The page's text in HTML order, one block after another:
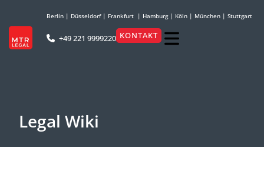
Berlin | Düsseldorf| Frankfurt | Hamburg| Köln | München | Stuttgart
+49 221 9999220 KONTAKT
Legal Wiki